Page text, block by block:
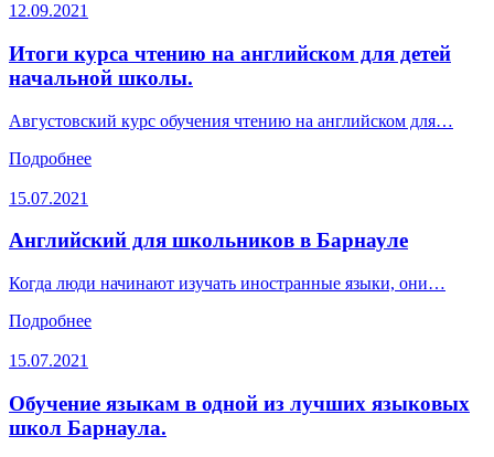
12.09.2021
Итоги курса чтению на английском для детей
начальной школы.
Августовский курс обучения чтению на английском для…
Подробнее
15.07.2021
Английский для школьников в Барнауле
Когда люди начинают изучать иностранные языки, они…
Подробнее
15.07.2021
Обучение языкам в одной из лучших языковых
школ Барнаула.